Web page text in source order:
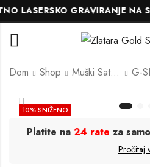
GRAVIRANJE NA
Dom Shop Muški Satovi G-
10% SNIŽENO
Platite na 24 rate za samo
Pročitaj